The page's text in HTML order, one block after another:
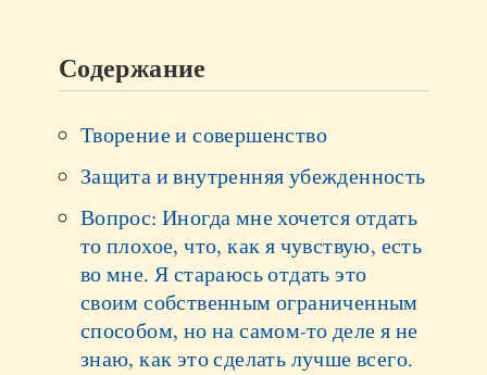
Содержание
Творение и совершенство
Защита и внутренняя убежденность
Вопрос: Иногда мне хочется отдать
то плохое, что, как я чувствую, есть
во мне. Я стараюсь отдать это
своим собственным ограниченным
способом, но на самом-то деле я не
знаю, как это сделать лучше всего.